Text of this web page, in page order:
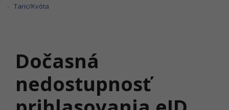
Taric/Kvóta
Dočasná
nedostupnosť